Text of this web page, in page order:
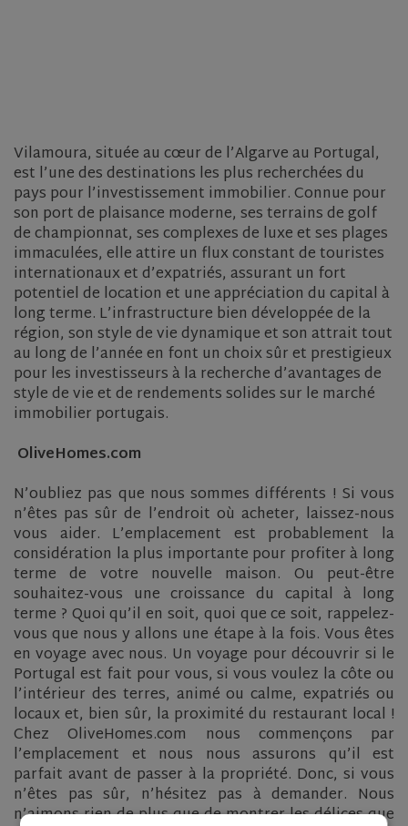
Vilamoura, située au cœur de l’Algarve au Portugal,
est l’une des destinations les plus recherchées du
pays pour l’investissement immobilier. Connue pour
son port de plaisance moderne, ses terrains de golf
de championnat, ses complexes de luxe et ses plages
immaculées, elle attire un flux constant de touristes
internationaux et d’expatriés, assurant un fort
potentiel de location et une appréciation du capital à
long terme. L’infrastructure bien développée de la
région, son style de vie dynamique et son attrait tout
au long de l’année en font un choix sûr et prestigieux
pour les investisseurs à la recherche d’avantages de
style de vie et de rendements solides sur le marché
immobilier portugais.
OliveHomes.com
N’oubliez pas que nous sommes différents ! Si vous
n’êtes pas sûr de l’endroit où acheter, laissez-nous
vous aider. L’emplacement est probablement la
considération la plus importante pour profiter à long
terme de votre nouvelle maison. Ou peut-être
souhaitez-vous une croissance du capital à long
terme ? Quoi qu’il en soit, quoi que ce soit, rappelez-
vous que nous y allons une étape à la fois. Vous êtes
en voyage avec nous. Un voyage pour découvrir si le
Portugal est fait pour vous, si vous voulez la côte ou
l’intérieur des terres, animé ou calme, expatriés ou
locaux et, bien sûr, la proximité du restaurant local !
Chez OliveHomes.com nous commençons par
l’emplacement et nous nous assurons qu’il est
parfait avant de passer à la propriété. Donc, si vous
n’êtes pas sûr, n’hésitez pas à demander. Nous
n’aimons rien de plus que de montrer les délices que